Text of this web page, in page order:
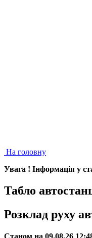
На головну
Увага ! Iнформацiя у
Табло
Розклад руху
Станом на 09.08.26